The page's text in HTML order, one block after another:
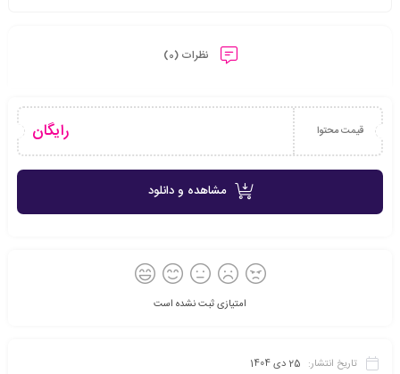
نظرات (0)
قیمت محتوا رایگان
مشاهده و دانلود
امتیازی ثبت نشده است
تاریخ انتشار: 25 دی 1404